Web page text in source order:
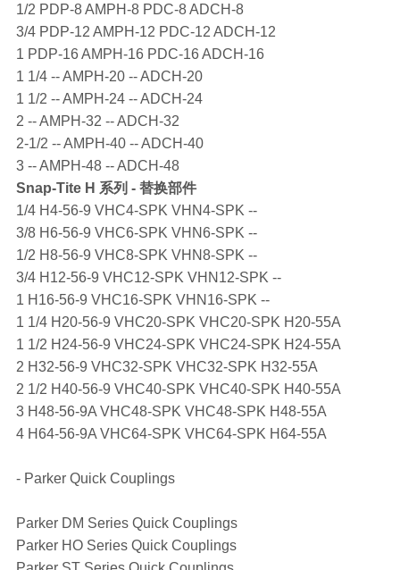
1/2 PDP-8 AMPH-8 PDC-8 ADCH-8
3/4 PDP-12 AMPH-12 PDC-12 ADCH-12
1 PDP-16 AMPH-16 PDC-16 ADCH-16
1 1/4 -- AMPH-20 -- ADCH-20
1 1/2 -- AMPH-24 -- ADCH-24
2 -- AMPH-32 -- ADCH-32
2-1/2 -- AMPH-40 -- ADCH-40
3 -- AMPH-48 -- ADCH-48
Snap-Tite H 系列 - 替换部件
1/4 H4-56-9 VHC4-SPK VHN4-SPK --
3/8 H6-56-9 VHC6-SPK VHN6-SPK --
1/2 H8-56-9 VHC8-SPK VHN8-SPK --
3/4 H12-56-9 VHC12-SPK VHN12-SPK --
1 H16-56-9 VHC16-SPK VHN16-SPK --
1 1/4 H20-56-9 VHC20-SPK VHC20-SPK H20-55A
1 1/2 H24-56-9 VHC24-SPK VHC24-SPK H24-55A
2 H32-56-9 VHC32-SPK VHC32-SPK H32-55A
2 1/2 H40-56-9 VHC40-SPK VHC40-SPK H40-55A
3 H48-56-9A VHC48-SPK VHC48-SPK H48-55A
4 H64-56-9A VHC64-SPK VHC64-SPK H64-55A
- Parker Quick Couplings
Parker DM Series Quick Couplings
Parker HO Series Quick Couplings